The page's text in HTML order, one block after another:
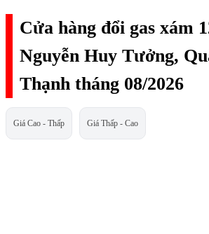
Cửa hàng đổi gas xám
Nguyễn Huy Tưởng,
Thạnh tháng 08/2026
Giá Cao - Thấp Giá Thấp - Cao